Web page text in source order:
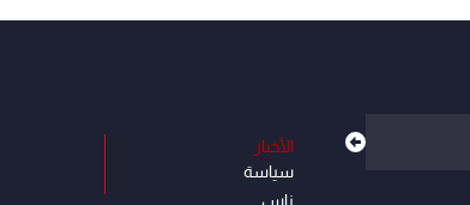
الأخبار
سياسة
ناس